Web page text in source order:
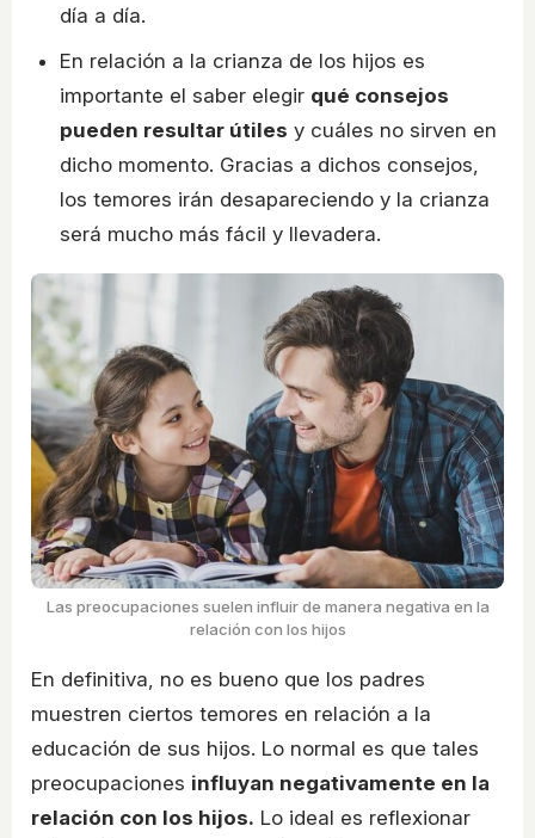
día a día.
En relación a la crianza de los hijos es
importante el saber elegir qué consejos
pueden resultar útiles y cuáles no sirven en
dicho momento. Gracias a dichos consejos,
los temores irán desapareciendo y la crianza
será mucho más fácil y llevadera.
Las preocupaciones suelen influir de manera negativa en la
relación con los hijos
En definitiva, no es bueno que los padres
muestren ciertos temores en relación a la
educación de sus hijos. Lo normal es que tales
preocupaciones influyan negativamente en la
relación con los hijos. Lo ideal es reflexionar